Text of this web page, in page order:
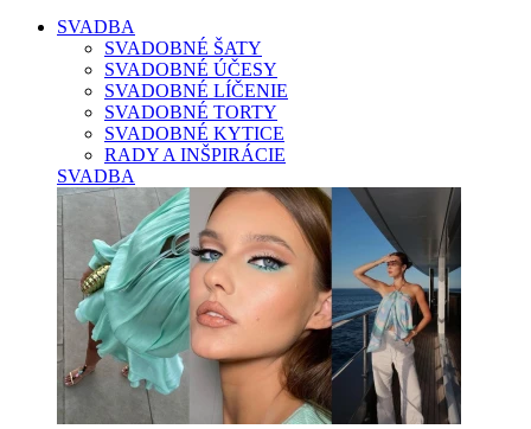
SVADBA
SVADOBNÉ ŠATY
SVADOBNÉ ÚČESY
SVADOBNÉ LÍČENIE
SVADOBNÉ TORTY
SVADOBNÉ KYTICE
RADY A INŠPIRÁCIE
SVADBA